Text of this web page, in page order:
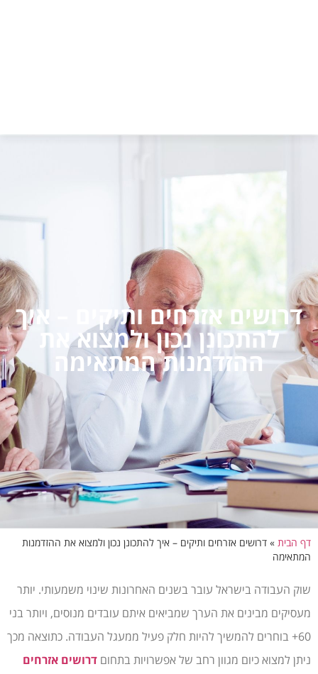
דרושים אזרחים ותיקים – איך
להתכונן נכון ולמצוא את
ההזדמנות המתאימה
דף הבית » דרושים אזרחים ותיקים – איך להתכונן נכון ולמצוא את ההזדמנות
המתאימה
שוק העבודה בישראל עובר בשנים האחרונות שינוי משמעותי. יותר
מעסיקים מבינים את הערך שמביאים איתם עובדים מנוסים, ויותר בני
60+ בוחרים להמשיך להיות חלק פעיל ממעגל העבודה. כתוצאה מכך
ניתן למצוא כיום מגוון רחב של אפשרויות בתחום דרושים אזרחים